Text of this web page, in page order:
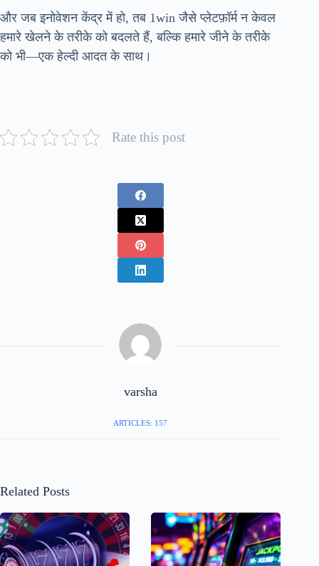
और जब इनोवेशन केंद्र में हो, तब 1win जैसे प्लेटफ़ॉर्म न केवल
हमारे खेलने के तरीके को बदलते हैं, बल्कि हमारे जीने के तरीके
को भी—एक हेल्दी आदत के साथ।
Rate this post
varsha
ARTICLES: 157
Related Posts